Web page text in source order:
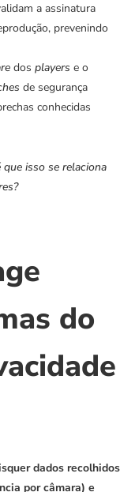
a assinatura
prevenindo
dos players
de segurança
conhecidas
isso se relaciona
do
dados recolhidos
por câmara) e